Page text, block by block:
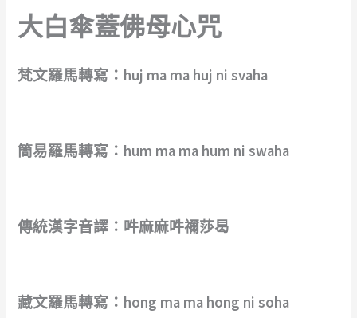
大白傘蓋佛母心咒
梵文羅馬轉寫：huj ma ma huj ni svaha
簡易羅馬轉寫：hum ma ma hum ni swaha
傳統漢字音譯：吽麻麻吽禰莎曷
藏文羅馬轉寫：hong ma ma hong ni soha